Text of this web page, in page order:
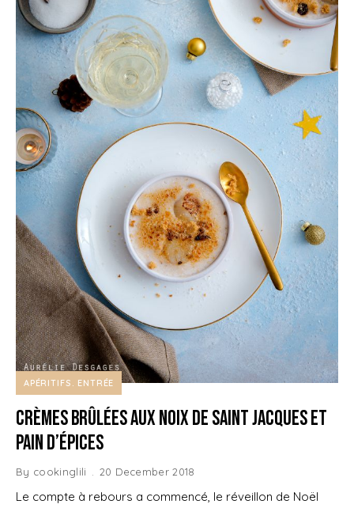
APÉRITIFS ENTRÉE
Crèmes brûlées aux noix de Saint Jacques et
pain d’épices
By cookinglili 20 December 2018
Le compte à rebours a commencé, le réveillon de Noël